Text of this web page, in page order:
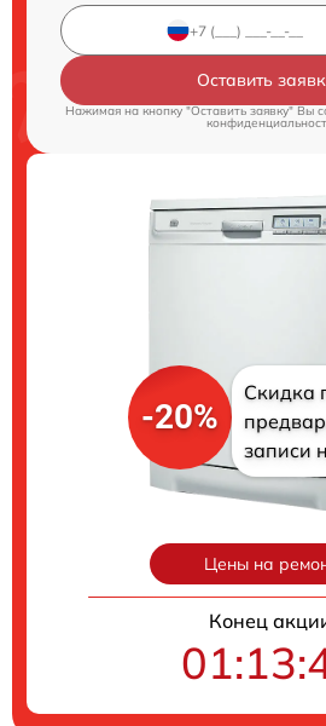
Оставить
Нажимая на кнопку "Оставить заявку" Вы
-20%
Скидка
записи
Цены на
Конец